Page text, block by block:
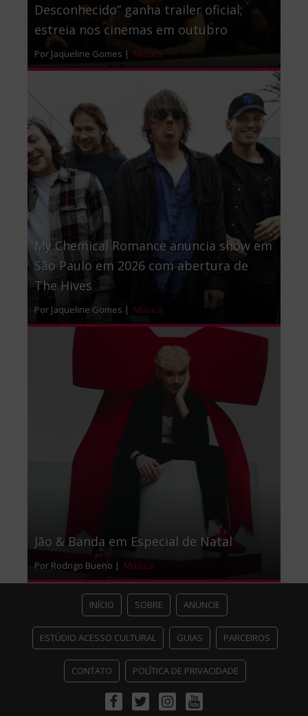
Desconhecido” ganha trailer oficial;
estreia nos cinemas em outubro
Por Jaqueline Gomes | Música
My Chemical Romance anuncia show em
São Paulo em 2026 com abertura de
The Hives
Por Jaqueline Gomes | Música
Jão & Banda em Especial de Natal
Por Rodrigo Bueno | Música
INÍCIO SOBRE ANUNCIE
ESTÚDIO ACESSO CULTURAL GUIAS PARCEIROS
CONTATO POLÍTICA DE PRIVACIDADE
FacebookTwitterInstagramYoutube